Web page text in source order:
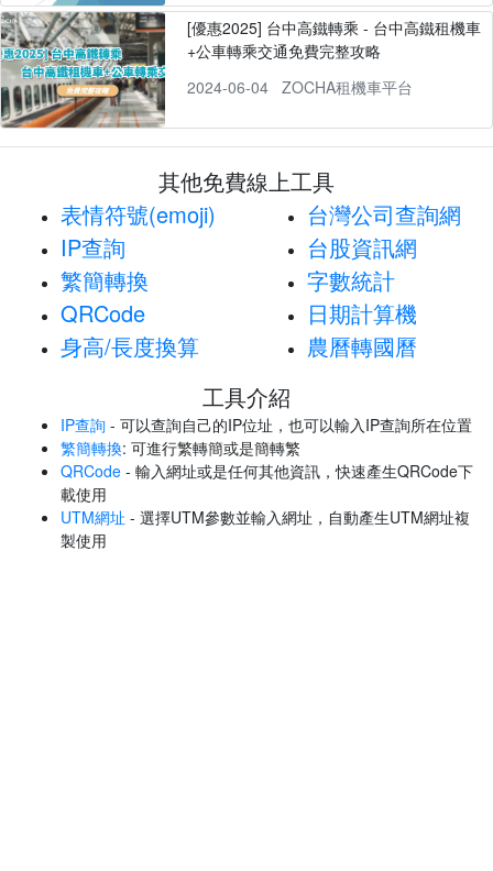
[優惠2025] 台中高鐵轉乘 - 台中高鐵租機車
+公車轉乘交通免費完整攻略
2024-06-04
ZOCHA租機車平台
其他免費線上工具
表情符號(emoji)
IP查詢
繁簡轉換
QRCode
身高/長度換算
台灣公司查詢網
台股資訊網
字數統計
日期計算機
農曆轉國曆
工具介紹
IP查詢 - 可以查詢自己的IP位址，也可以輸入IP查詢所在位置
繁簡轉換: 可進行繁轉簡或是簡轉繁
QRCode - 輸入網址或是任何其他資訊，快速產生QRCode下
載使用
UTM網址 - 選擇UTM參數並輸入網址，自動產生UTM網址複
製使用